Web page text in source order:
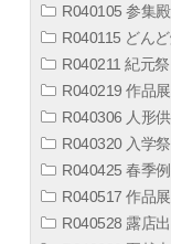
R040105 参集
R040115 どんど
R040211 紀元祭
R040219 作品展
R040306 人形
R040320 入学祭
R040425 春季
R040517 作品展
R040528 露店